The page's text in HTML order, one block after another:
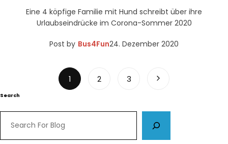
Eine 4 köpfige Familie mit Hund schreibt über ihre
Urlaubseindrücke im Corona-Sommer 2020
Post by Bus4Fun24. Dezember 2020
1 2 3
Search